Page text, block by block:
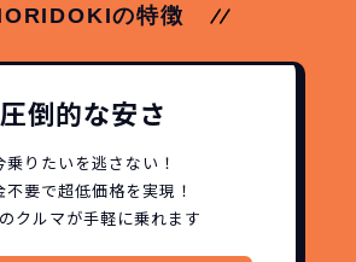
の特徴
圧倒的な安さ
乗りたいを逃さない！
不要で超低価格を実現！
クルマが手軽に乗れます